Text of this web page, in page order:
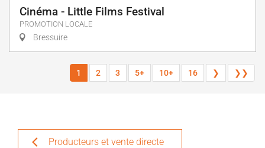
Cinéma - Little Films Festival
PROMOTION LOCALE
Bressuire
1 2 3 5+ 10+ 16 ❯ ❯❯
Producteurs et vente directe